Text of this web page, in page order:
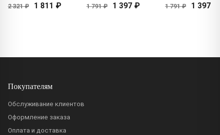
2 321 ₽ 1 811 ₽ 1 791 ₽ 1 397 ₽ 1 791 ₽ 1 397 ₽
Покупателям
Обслуживание клиентов
Оформление заказа
Оплата и доставка